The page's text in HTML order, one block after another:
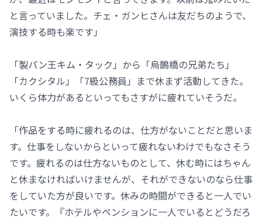
と言っていました。チェ・ガンヒさんは友だちのようで、
演技する時も楽です」
「製パン王キム・タック」から「烏鵲橋の兄弟たち」
「カクシタル」「7級公務員」まで休まず活動してきた。
いくら体力があるといってもさすがに疲れていそうだ。
「作品をする時に疲れるのは、仕方がないことだと思いま
す。仕事をしないからといって疲れないわけでもなさそう
です。疲れるのは仕方ないものとして、休む時にはちゃん
と休まなければいけませんが、それができないのなら仕事
をしていた方が良いです。休みの時間ができると一人でい
たいです。『ホテルやペンションに一人でいるとどうだろ